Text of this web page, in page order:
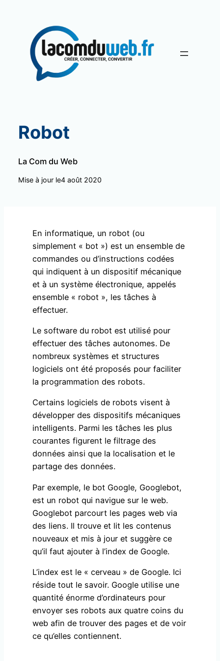
contenu
Robot
La Com du Web
Mise à jour le4 août 2020
En informatique, un robot (ou
simplement « bot ») est un ensemble de
commandes ou d’instructions codées
qui indiquent à un dispositif mécanique
et à un système électronique, appelés
ensemble « robot », les tâches à
effectuer.
Le software du robot est utilisé pour
effectuer des tâches autonomes. De
nombreux systèmes et structures
logiciels ont été proposés pour faciliter
la programmation des robots.
Certains logiciels de robots visent à
développer des dispositifs mécaniques
intelligents. Parmi les tâches les plus
courantes figurent le filtrage des
données ainsi que la localisation et le
partage des données.
Par exemple, le bot Google, Googlebot,
est un robot qui navigue sur le web.
Googlebot parcourt les pages web via
des liens. Il trouve et lit les contenus
nouveaux et mis à jour et suggère ce
qu’il faut ajouter à l’index de Google.
L’index est le « cerveau » de Google. Ici
réside tout le savoir. Google utilise une
quantité énorme d’ordinateurs pour
envoyer ses robots aux quatre coins du
web afin de trouver des pages et de voir
ce qu’elles contiennent.